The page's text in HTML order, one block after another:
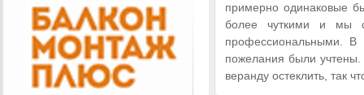
примерно одинаковые
более чуткими и мы
профессиональными.
пожелания были
веранду остеклить, так